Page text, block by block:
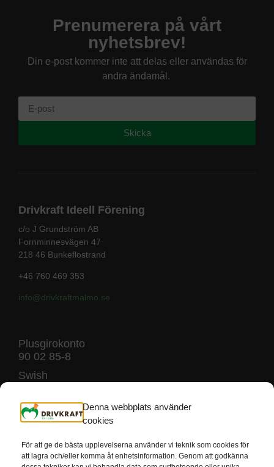
Denna webbplats använder
cookies
För att ge de bästa upplevelserna använder vi teknik som cookies för
att lagra och/eller komma åt enhetsinformation. Genom att godkänna
Prenumerera på vårt
nyhetsbrev!
Din e-post kommer inte att delas eller användas för
andra ändamål.
Skicka
Drivkraft Ideell Förening
c/o J Grundström AB
Fornminnesvägen 47
218 46 Bunkeflostrand
+46 760 469 353
info@drivkraftmalmo.se
Plusgirokonto
90 02 85-8
Swish